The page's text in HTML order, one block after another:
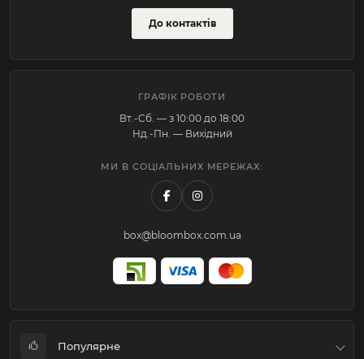
До контактів
ГРАФІК РОБОТИ
Вт.-Cб. — з 10:00 до 18:00
Нд.-Пн. — Вихідний
МИ В СОЦІАЛЬНИХ МЕРЕЖАХ:
box@bloombox.com.ua
Популярне